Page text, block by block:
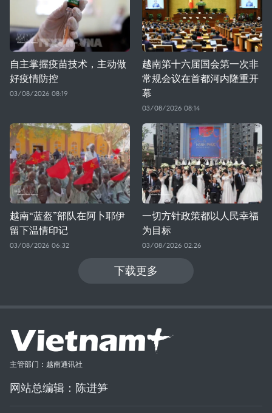
自主掌握疫苗技术，主动做
好疫情防控
03/08/2026 08:19
越南第十六届国会第一次非
常规会议在首都河内隆重开
幕
03/08/2026 08:14
越南“蓝盔”部队在阿卜耶伊
留下温情印记
03/08/2026 06:32
一切方针政策都以人民幸福
为目标
03/08/2026 02:26
下载更多
主管部门：越南通讯社
网站总编辑：陈进笋